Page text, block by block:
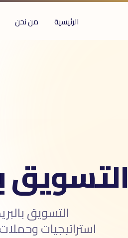
الرئيسية من نحن
التسويق
التسويق